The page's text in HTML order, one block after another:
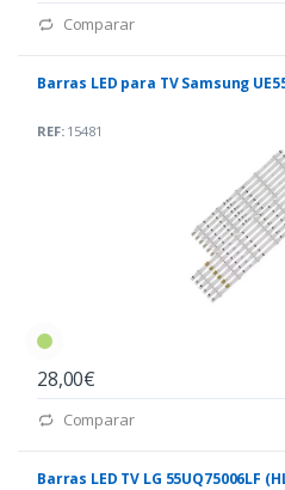
Comparar
Barras LED para TV Samsung
REF:15481
28,00€
Comparar
Barras LED TV LG 55UQ75006LF